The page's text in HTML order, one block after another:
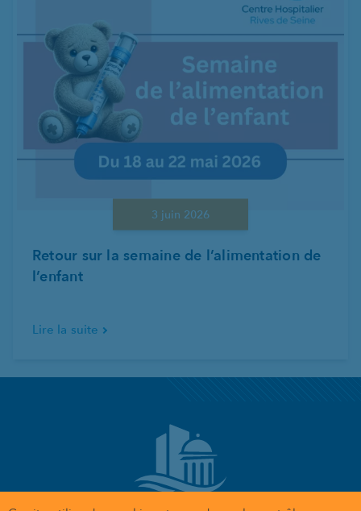
3 juin 2026
Retour sur la semaine de l’alimentation de
l’enfant
Lire la suite